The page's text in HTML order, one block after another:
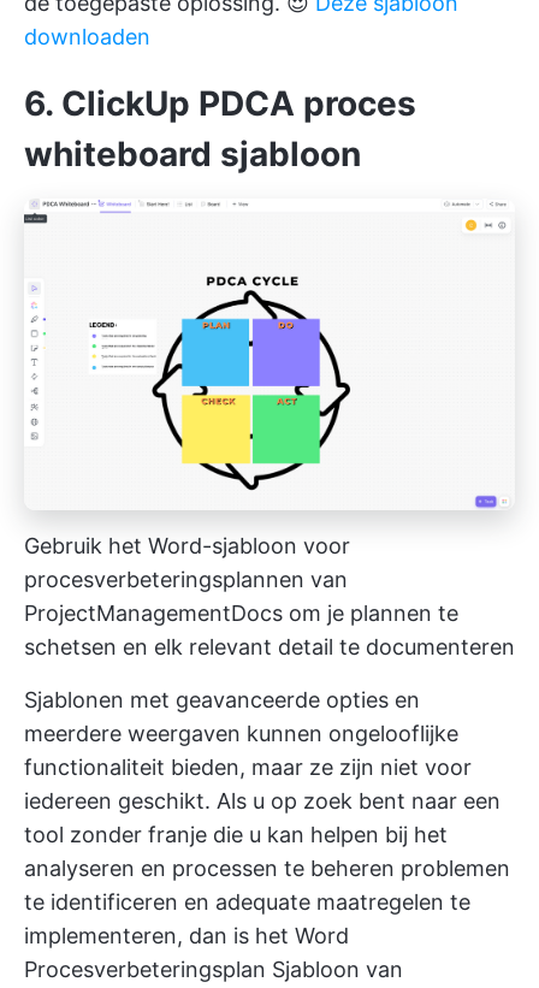
downloaden
6. ClickUp PDCA proces
whiteboard sjabloon
Gebruik het Word-sjabloon voor
procesverbeteringsplannen van
ProjectManagementDocs om je plannen te
schetsen en elk relevant detail te documenteren
Sjablonen met geavanceerde opties en
meerdere weergaven kunnen ongelooflijke
functionaliteit bieden, maar ze zijn niet voor
iedereen geschikt. Als u op zoek bent naar een
tool zonder franje die u kan helpen bij het
analyseren en processen te beheren problemen
te identificeren en adequate maatregelen te
implementeren, dan is het Word
Procesverbeteringsplan Sjabloon van